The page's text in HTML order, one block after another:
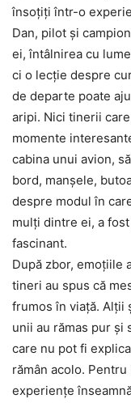
însoțiți într-o
Dan, pilot și
ei, întâlnirea cu
ci o lecție despre
de departe poate
aripi. Nici tinerii
momente
cabina unui avion,
bord, manșele,
despre modul în
mulți dintre ei, a
fascinant.
După zbor, emoțiile
tineri au spus că
frumos în viață. Alții
unii au rămas pur și
care nu pot fi
rămân acolo.
experiențe